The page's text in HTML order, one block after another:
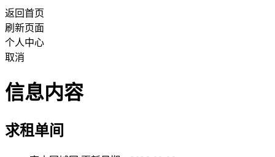
返回首页
刷新页面
个人中心
取消
信息内容
求租单间